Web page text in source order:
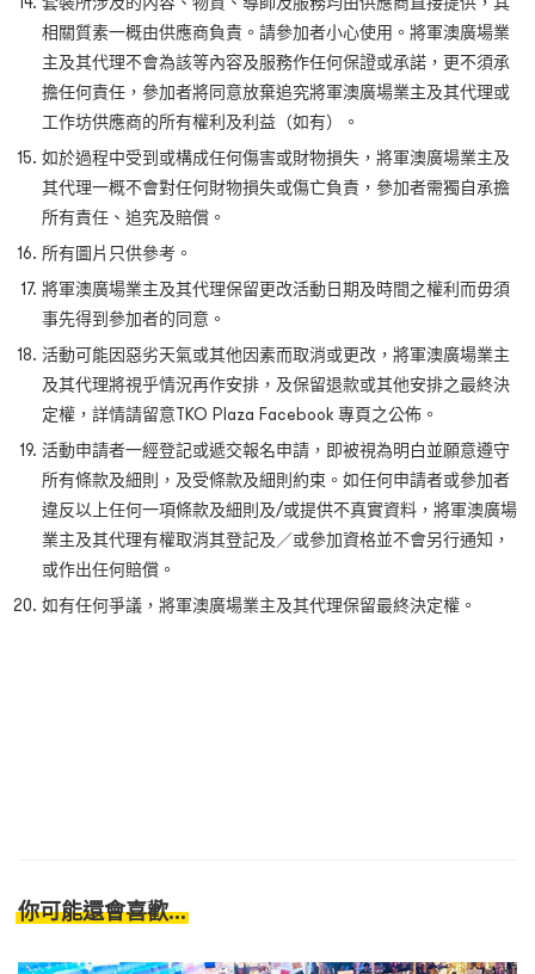
相關質素一概由供應商負責。請參加者小心使用。將軍澳廣場業
主及其代理不會為該等內容及服務作任何保證或承諾，更不須承
擔任何責任，參加者將同意放棄追究將軍澳廣場業主及其代理或
工作坊供應商的所有權利及利益（如有）。
如於過程中受到或構成任何傷害或財物損失，將軍澳廣場業主及
其代理一概不會對任何財物損失或傷亡負責，參加者需獨自承擔
所有責任、追究及賠償。
所有圖片只供參考。
將軍澳廣場業主及其代理保留更改活動日期及時間之權利而毋須
事先得到參加者的同意。
活動可能因惡劣天氣或其他因素而取消或更改，將軍澳廣場業主
及其代理將視乎情況再作安排，及保留退款或其他安排之最終決
定權，詳情請留意TKO Plaza Facebook 專頁之公佈。
活動申請者一經登記或遞交報名申請，即被視為明白並願意遵守
所有條款及細則，及受條款及細則約束。如任何申請者或參加者
違反以上任何一項條款及細則及/或提供不真實資料，將軍澳廣場
業主及其代理有權取消其登記及／或參加資格並不會另行通知，
或作出任何賠償。
如有任何爭議，將軍澳廣場業主及其代理保留最終決定權。
你可能還會喜歡...